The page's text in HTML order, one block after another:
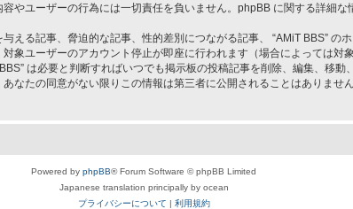
やユーザーの行為には一切責任を負いません。phpBB に関する詳細な
える記事、脅迫的な記事、性的差別につながる記事、 “AMiT BBS” の
象ユーザーのアカウント停止が即座に行われます（場合によっては
は必要と判断すればいつでも掲示板の投稿記事を削除、編集、移
なたの同意がない限りこの情報は第三者に公開されることはありませ
Powered by phpBB® Forum Software © phpBB Limited
Japanese translation principally by ocean
プライバシーについて | 利用規約